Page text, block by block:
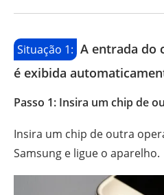
Situação 1: A entrada do
é exibida
Passo 1: Insira um chip de
Insira um chip de outra
Samsung e ligue o aparelho.